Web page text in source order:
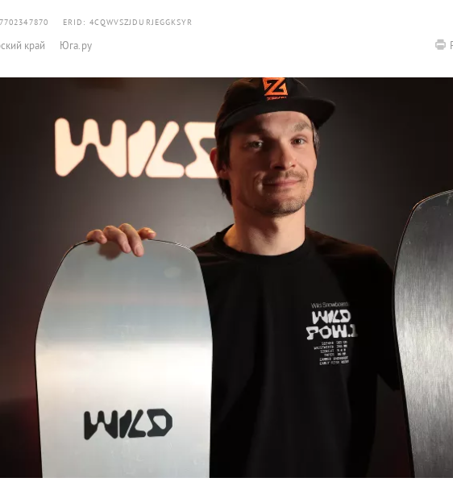
ERID: 4CQWVSZJDURJEGGKSYR
край Юга.ру